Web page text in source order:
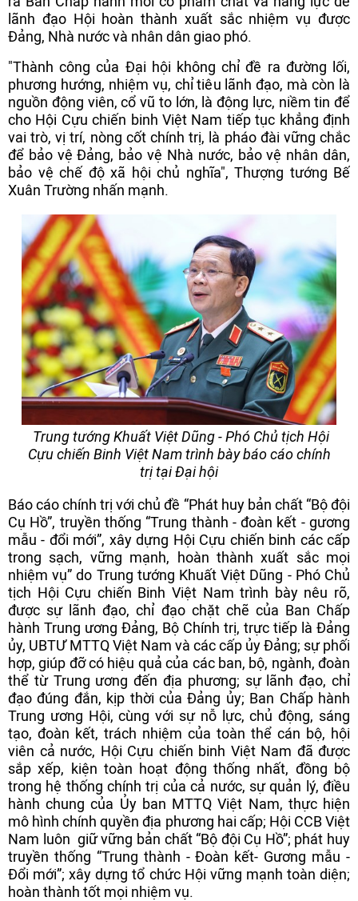
lãnh đạo Hội hoàn thành xuất sắc nhiệm vụ được
Đảng, Nhà nước và nhân dân giao phó.
"Thành công của Đại hội không chỉ đề ra đường lối,
phương hướng, nhiệm vụ, chỉ tiêu lãnh đạo, mà còn là
nguồn động viên, cổ vũ to lớn, là động lực, niềm tin để
cho Hội Cựu chiến binh Việt Nam tiếp tục khẳng định
vai trò, vị trí, nòng cốt chính trị, là pháo đài vững chắc
để bảo vệ Đảng, bảo vệ Nhà nước, bảo vệ nhân dân,
bảo vệ chế độ xã hội chủ nghĩa", Thượng tướng Bế
Xuân Trường nhấn mạnh.
Trung tướng Khuất Việt Dũng - Phó Chủ tịch Hội
Cựu chiến Binh Việt Nam trình bày báo cáo chính
trị tại Đại hội
Báo cáo chính trị với chủ đề “Phát huy bản chất “Bộ đội
Cụ Hồ”, truyền thống “Trung thành - đoàn kết - gương
mẫu - đổi mới”, xây dựng Hội Cựu chiến binh các cấp
trong sạch, vững mạnh, hoàn thành xuất sắc mọi
nhiệm vụ” do Trung tướng Khuất Việt Dũng - Phó Chủ
tịch Hội Cựu chiến Binh Việt Nam trình bày nêu rõ,
được sự lãnh đạo, chỉ đạo chặt chẽ của Ban Chấp
hành Trung ương Đảng, Bộ Chính trị, trực tiếp là Đảng
ủy, UBTƯ MTTQ Việt Nam và các cấp ủy Đảng; sự phối
hợp, giúp đỡ có hiệu quả của các ban, bộ, ngành, đoàn
thể từ Trung ương đến địa phương; sự lãnh đạo, chỉ
đạo đúng đắn, kịp thời của Đảng ủy; Ban Chấp hành
Trung ương Hội, cùng với sự nỗ lực, chủ động, sáng
tạo, đoàn kết, trách nhiệm của toàn thể cán bộ, hội
viên cả nước, Hội Cựu chiến binh Việt Nam đã được
sắp xếp, kiện toàn hoạt động thống nhất, đồng bộ
trong hệ thống chính trị của cả nước, sự quản lý, điều
hành chung của Ủy ban MTTQ Việt Nam, thực hiện
mô hình chính quyền địa phương hai cấp; Hội CCB Việt
Nam luôn giữ vững bản chất “Bộ đội Cụ Hồ”; phát huy
truyền thống “Trung thành - Đoàn kết- Gương mẫu -
Đổi mới”; xây dựng tổ chức Hội vững mạnh toàn diện;
hoàn thành tốt mọi nhiệm vụ.